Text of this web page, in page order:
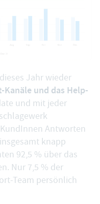
Jahr wieder
und das Help-
und mit jeder
Antworten
knapp
92,5 % über das
Nur 7,5 % der
Team persönlich